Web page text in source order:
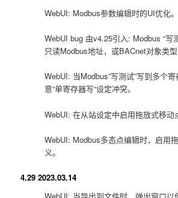
WebUI: Modbus参数编辑时的UI优化。
WebUI bug 由v4.25引入: Modbus “写
只读Modbus地址，或BACnet对象类型
WebUI: 当Modbus”写测试”写到多个
意“单寄存器写“设定冲突。
WebUI: 在从站设定中启用拖放式移动
WebUI: Modbus多态点编辑时，启用
义。
4.29 2023.03.14